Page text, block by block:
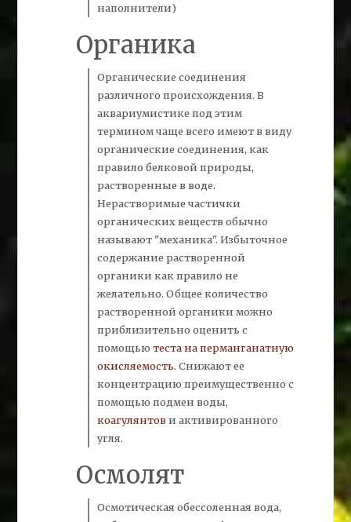
наполнители)
Органика
Органические соединения
различного происхождения. В
аквариумистике под этим
термином чаще всего имеют в виду
органические соединения, как
правило белковой природы,
растворенные в воде.
Нерастворимые частички
органических веществ обычно
называют "механика". Избыточное
содержание растворенной
органикикак правило не
желательно. Общее количество
растворенной органики можно
приблизительно оценить с
помощьютеста на перманганатную
окисляемость. Снижают ее
концентрацию преимущественно с
помощью подменводы,
коагулянтов и активированного
угля.
Осмолят
Осмотическая обессоленная вода,